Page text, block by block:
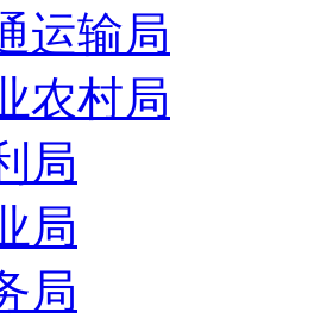
运输局
农村局
局
局
局